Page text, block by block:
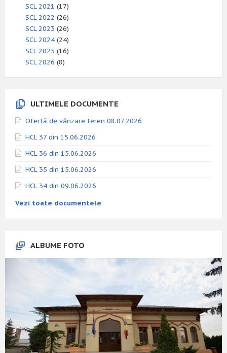
SCL 2021 (17)
SCL 2022 (26)
SCL 2023 (26)
SCL 2024 (24)
SCL 2025 (16)
SCL 2026 (8)
ULTIMELE DOCUMENTE
Ofertă de vânzare teren 08.07.2026
HCL 37 din 15.06.2026
HCL 36 din 15.06.2026
HCL 35 din 15.06.2026
HCL 34 din 09.06.2026
Vezi toate documentele
ALBUME FOTO